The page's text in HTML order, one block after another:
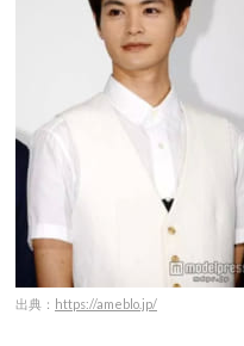
出典： https://ameblo.jp/